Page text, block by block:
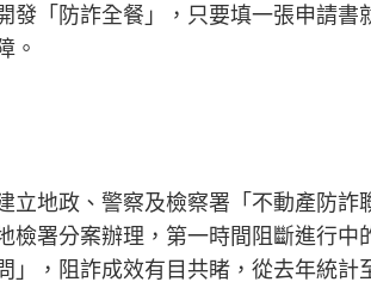
發「防詐全餐」，只要填一張申請書
。
立地政、警察及檢察署「不動產防詐
檢署分案辦理，第一時間阻斷進行中
」，阻詐成效有目共睹，從去年統計